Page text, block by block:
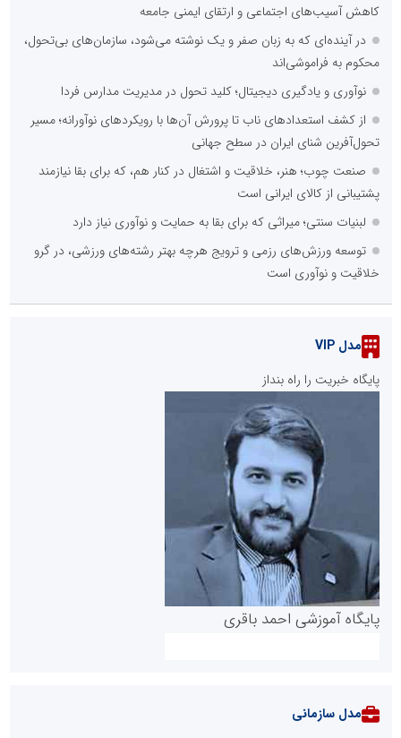
کاهش آسیب‌های اجتماعی و ارتقای ایمنی جامعه
در آینده‌ای که به زبان صفر و یک نوشته می‌شود، سازمان‌های بی‌تحول،
محکوم به فراموشی‌اند
نوآوری و یادگیری دیجیتال؛ کلید تحول در مدیریت مدارس فردا
از کشف استعدادهای ناب تا پرورش آن‌ها با رویکردهای نوآورانه؛ مسیر
تحول‌آفرین شنای ایران در سطح جهانی
صنعت چوب؛ هنر، خلاقیت و اشتغال در کنار هم، که برای بقا نیازمند
پشتیبانی از کالای ایرانی است
لبنیات سنتی؛ میراثی که برای بقا به حمایت و نوآوری نیاز دارد
توسعه ورزش‌های رزمی و ترویج هرچه بهتر رشته‌های ورزشی، در گرو
خلاقیت و نوآوری است
مدل VIP
پایگاه خبریت را راه بنداز
پایگاه آموزشی احمد باقری
مدل سازمانی